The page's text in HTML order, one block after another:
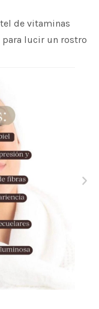
de vitaminas
para lucir un rostro